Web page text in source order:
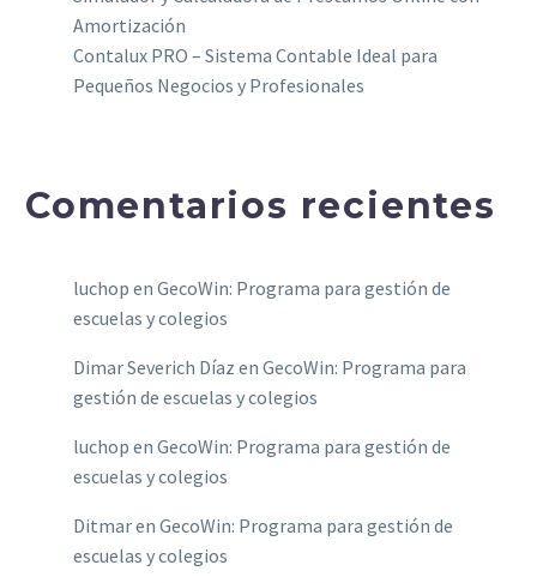
Amortización
Contalux PRO – Sistema Contable Ideal para
Pequeños Negocios y Profesionales
Comentarios recientes
luchop en GecoWin: Programa para gestión de
escuelas y colegios
Dimar Severich Díaz en GecoWin: Programa para
gestión de escuelas y colegios
luchop en GecoWin: Programa para gestión de
escuelas y colegios
Ditmaren GecoWin: Programa para gestión de
escuelas y colegios